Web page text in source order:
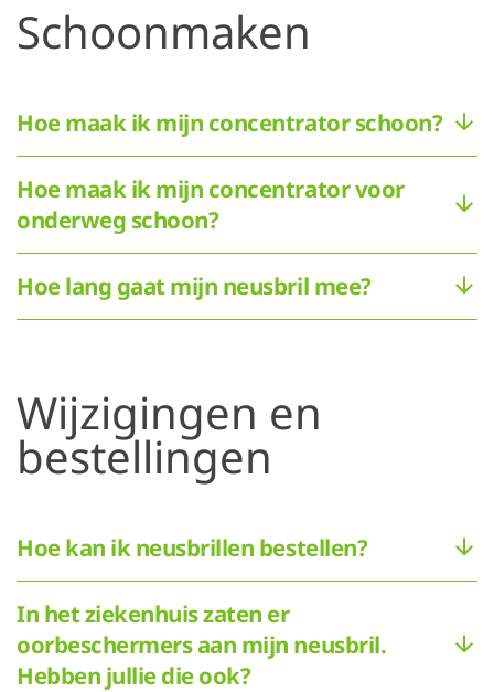
Schoonmaken
Hoe maak ik mijn concentrator schoon?
Hoe maak ik mijn concentrator voor
onderweg schoon?
Hoe lang gaat mijn neusbril mee?
Wijzigingen en
bestellingen
Hoe kan ik neusbrillen bestellen?
In het ziekenhuis zaten er
oorbeschermers aan mijn neusbril.
Hebben jullie die ook?